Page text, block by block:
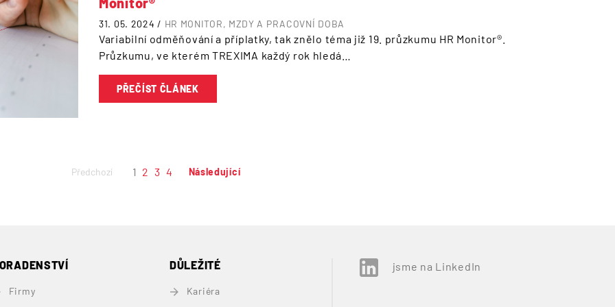
31. 05. 2024 / HR MONITOR MZDY A PRACOVNÍ DOBA
Variabilní odměňování a příplatky, tak znělo téma již 19. průzkumu HR Monitor®.
Průzkumu, ve kterém TREXIMA každý rok hledá…
PŘEČÍST ČLÁNEK
Předchozí 1 2 3 4 Následující
Firmy
DŮLEŽITÉ
Kariéra
jsme na LinkedIn